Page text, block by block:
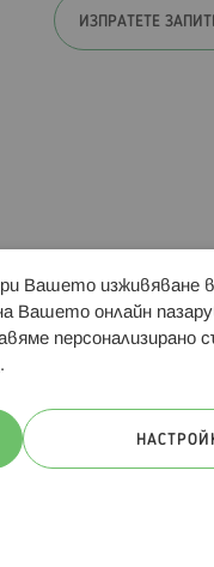
ИЗПРАТЕТЕ
Hippoland.ro
Вашето
Вашето онлайн
персонализирано
.